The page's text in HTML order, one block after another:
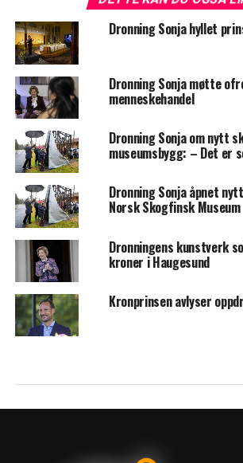
Dronning Sonja hyllet
Dronning Sonja møtte
menneskehandel
Dronning Sonja om nytt
museumsbygg: – Det er
Dronning Sonja åpnet
Norsk Skogfinsk Museum
Dronningens kunstverk
kroner i Haugesund
Kronprinsen avlyser